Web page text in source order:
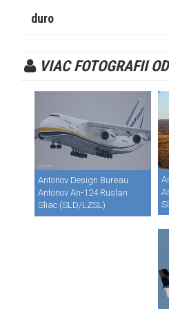
duro
VIAC FOTOGRAFII
Antonov Design Bureau
Antonov An-124 Ruslan
Sliac (SLD/LZSL)